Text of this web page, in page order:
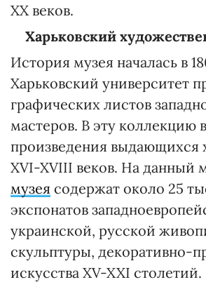
ХХ веков.
Харьковский
История музея началась в
Харьковский университет
графических листов
мастеров. В эту коллекцию
произведения выдающихся
XVI-XVIII веков. На данный
музея содержат около 25
экспонатов
украинской, русской
скульптуры, декоративно-
искусства XV-XXI столетий.